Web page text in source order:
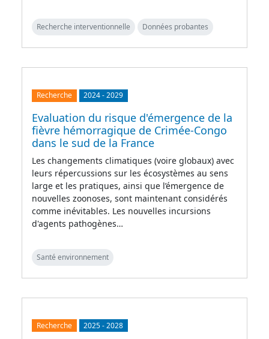
Recherche interventionnelle Données probantes
Recherche 2024-2029
Evaluation du risque d'émergence de la
fièvre hémorragique de Crimée-Congo
dans le sud de la France
Les changements climatiques (voire globaux) avec
leurs répercussions sur les écosystèmes au sens
large et les pratiques, ainsi que l’émergence de
nouvelles zoonoses, sont maintenant considérés
comme inévitables. Les nouvelles incursions
d'agents pathogènes…
Santé environnement
Recherche 2025-2028